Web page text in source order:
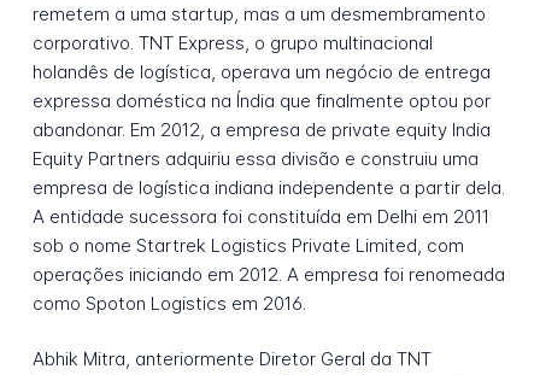
remetem a uma startup, mas a um desmembramento
corporativo. TNT Express, o grupo multinacional
holandês de logística, operava um negócio de entrega
expressa doméstica na Índia que finalmente optou por
abandonar. Em 2012, a empresa de private equity India
Equity Partners adquiriu essa divisão e construiu uma
empresa de logística indiana independente a partir dela.
A entidade sucessora foi constituída em Delhi em 2011
sob o nome Startrek Logistics Private Limited, com
operações iniciando em 2012. A empresa foi renomeada
como Spoton Logistics em 2016.
Abhik Mitra, anteriormente Diretor Geral da TNT